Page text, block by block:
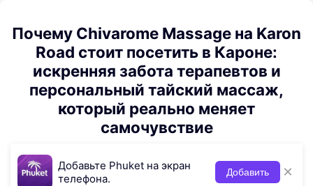
Почему Chivarome Massage на Karon
Road стоит посетить в Кароне:
искренняя забота терапевтов и
персональный тайский массаж,
который реально меняет
самочувствие
Добавьте Phuket на экран
телефона.
Добавить ×